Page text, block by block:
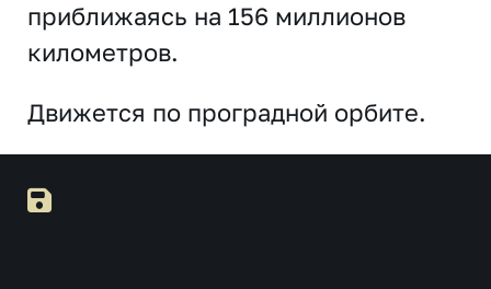
приближаясь на 156 миллионов
километров.
Движется по проградной орбите.